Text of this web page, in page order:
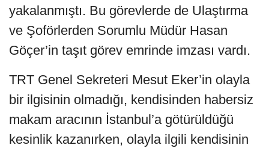
yakalanmıştı. Bu görevlerde de Ulaştırma
ve Şoförlerden Sorumlu Müdür Hasan
Göçer’in taşıt görev emrinde imzası vardı.
TRT Genel Sekreteri Mesut Eker’in olayla
bir ilgisinin olmadığı, kendisinden habersiz
makam aracının İstanbul’a götürüldüğü
kesinlik kazanırken, olayla ilgili kendisinin